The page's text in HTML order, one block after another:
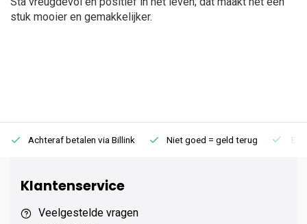
stuk mooier en gemakkelijker.
Achteraf betalen via Billink Niet goed = geld terug
Klantenservice
Veelgestelde vragen